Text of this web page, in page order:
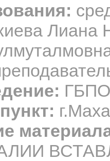
Лиана